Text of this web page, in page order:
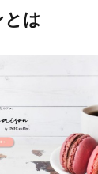
は